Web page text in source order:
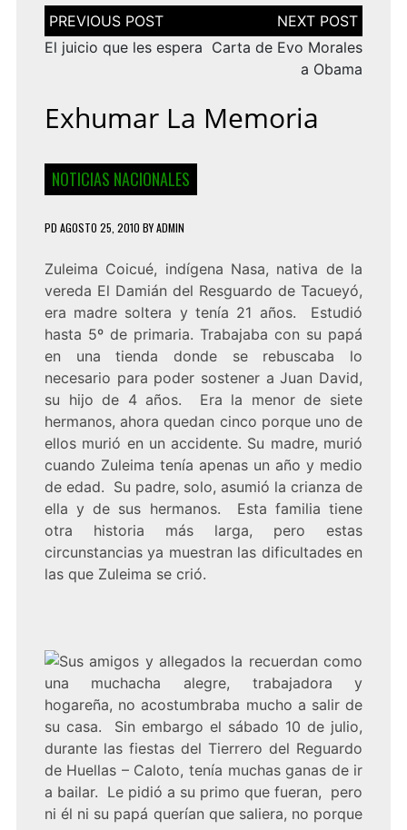
Navegación
de
entradas
El juicio que les espera Carta de Evo Morales
a Obama
Exhumar La Memoria
NOTICIAS NACIONALES
PD AGOSTO 25, 2010 BYADMIN
Zuleima Coicué, indígena Nasa, nativa de la
vereda El Damián del Resguardo de Tacueyó,
era madre soltera y tenía 21 años. Estudió
hasta 5º de primaria. Trabajaba con su papá
en una tienda donde se rebuscaba lo
necesario para poder sostener a Juan David,
su hijo de 4 años. Era la menor de siete
hermanos, ahora quedan cinco porque uno de
ellos murió en un accidente. Su madre, murió
cuando Zuleima tenía apenas un año y medio
de edad. Su padre, solo, asumió la crianza de
ella y de sus hermanos. Esta familia tiene
otra historia más larga, pero estas
circunstancias ya muestran las dificultades en
las que Zuleima se crió.
Sus amigos y allegados la recuerdan como
una muchacha alegre, trabajadora y
hogareña, no acostumbraba mucho a salir de
su casa. Sin embargo el sábado 10 de julio,
durante las fiestas del Tierrero del Reguardo
de Huellas – Caloto, tenía muchas ganas de ir
a bailar. Le pidió a su primo que fueran, pero
ni él ni su papá querían que saliera, no porque